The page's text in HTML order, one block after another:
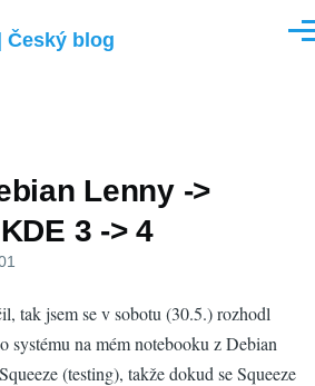
Český blog
Lenny ->
3 -> 4
tak jsem se v sobotu (30.5.) rozhodl
systému na mém notebooku z Debian
(testing), takže dokud se Squeeze